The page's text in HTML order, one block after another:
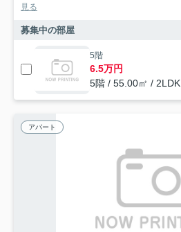
見る
募集中の部屋
5階
6.5万円
5階 / 55.00㎡ / 2LDK
アパート